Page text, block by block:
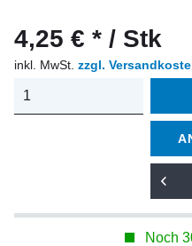
4,25 € * / Stk
inkl. MwSt. zzgl.
Noch